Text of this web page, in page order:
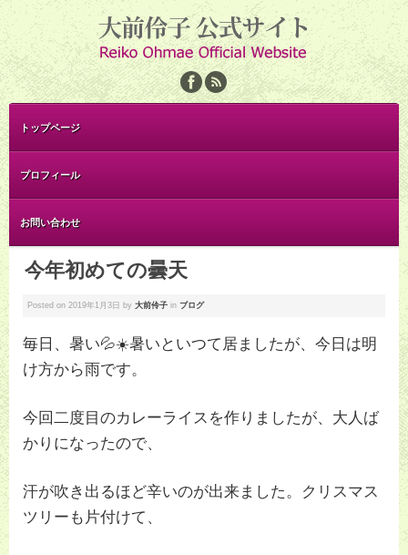
トップページ
プロフィール
お問い合わせ
今年初めての曇天
Posted on 2019年1月3日 by 大前伶子 in ブログ
毎日、暑い💦☀️暑いといつて居ましたが、今日は明
け方から雨です。
今回二度目のカレーライスを作りましたが、大人ば
かりになったので、
汗が吹き出るほど辛いのが出来ました。クリスマス
ツリーも片付けて、